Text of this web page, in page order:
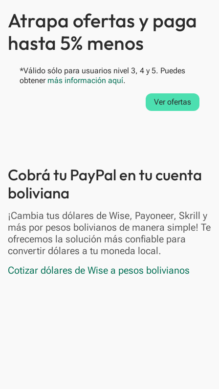
Atrapa ofertas y paga
hasta 5% menos
*Válido sólo para usuarios nivel 3, 4 y 5. Puedes
obtener más información aquí.
Ver ofertas
Cobrá tu PayPal en tu cuenta
boliviana
¡Cambia tus dólares de Wise, Payoneer, Skrill y
más por pesos bolivianos de manera simple! Te
ofrecemos la solución más confiable para
convertir dólares a tu moneda local.
Cotizar dólares de Wise a pesos bolivianos